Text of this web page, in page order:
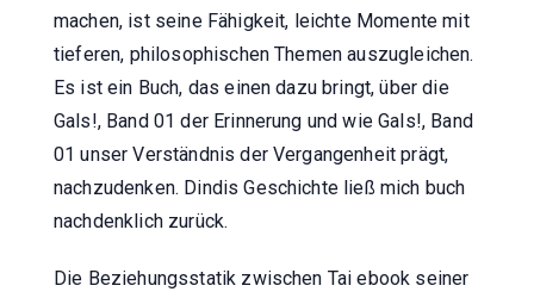
machen, ist seine Fähigkeit, leichte Momente mit
tieferen, philosophischen Themen auszugleichen.
Es ist ein Buch, das einen dazu bringt, über die
Gals!, Band 01 der Erinnerung und wie Gals!, Band
01 unser Verständnis der Vergangenheit prägt,
nachzudenken. Dindis Geschichte ließ mich buch
nachdenklich zurück.
Die Beziehungsstatik zwischen Tai ebook seiner